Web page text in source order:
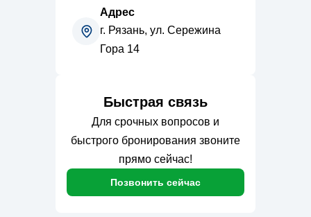
Адрес
г. Рязань, ул. Сережина
Гора 14
Быстрая связь
Для срочных вопросов и
быстрого бронирования звоните
прямо сейчас!
Позвонить сейчас